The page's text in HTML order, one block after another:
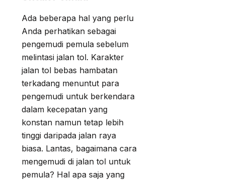
Ada beberapa hal yang perlu
Anda perhatikan sebagai
pengemudi pemula sebelum
melintasi jalan tol. Karakter
jalan tol bebas hambatan
terkadang menuntut para
pengemudi untuk berkendara
dalam kecepatan yang
konstan namun tetap lebih
tinggi daripada jalan raya
biasa. Lantas, bagaimana cara
mengemudi di jalan tol untuk
pemula? Hal apa saja yang